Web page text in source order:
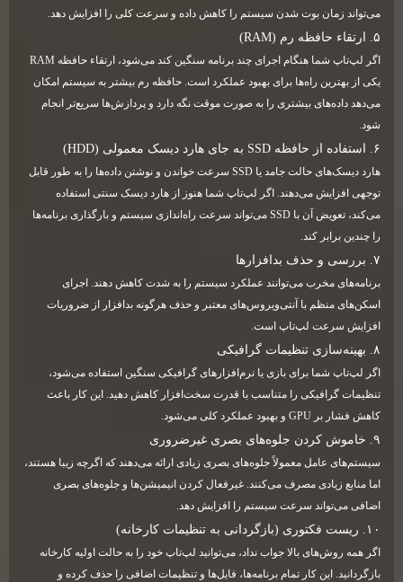
می‌تواند زمان بوت شدن سیستم را کاهش داده و سرعت کلی را افزایش دهد.
۵. ارتقاء حافظه رم (RAM)
اگر لپ‌تاپ شما هنگام اجرای چند برنامه سنگین کند می‌شود، ارتقاء حافظه RAM
یکی از بهترین راه‌ها برای بهبود عملکرد است. حافظه رم بیشتر به سیستم امکان
می‌دهد داده‌های بیشتری را به صورت موقت نگه دارد و پردازش‌ها سریع‌تر انجام
شود.
۶. استفاده از حافظه SSD به جای هارد دیسک معمولی (HDD)
هارد دیسک‌های حالت جامد یا SSD سرعت خواندن و نوشتن داده‌ها را به طور قابل
توجهی افزایش می‌دهند. اگر لپ‌تاپ شما هنوز از هارد دیسک سنتی استفاده
می‌کند، تعویض آن با SSD می‌تواند سرعت راه‌اندازی سیستم و بارگذاری برنامه‌ها
را چندین برابر کند.
۷. بررسی و حذف بدافزارها
برنامه‌های مخرب می‌توانند عملکرد سیستم را به شدت کاهش دهند. اجرای
اسکن‌های منظم با آنتی‌ویروس‌های معتبر و حذف هرگونه بدافزار از ضروریات
افزایش سرعت لپ‌تاپ است.
۸. بهینه‌سازی تنظیمات گرافیکی
اگر لپ‌تاپ شما برای بازی یا نرم‌افزارهای گرافیکی سنگین استفاده می‌شود،
تنظیمات گرافیکی را متناسب با قدرت سخت‌افزار کاهش دهید. این کار باعث
کاهش فشار بر GPU و بهبود عملکرد کلی می‌شود.
۹. خاموش کردن جلوه‌های بصری غیرضروری
سیستم‌های عامل معمولاً جلوه‌های بصری زیادی ارائه می‌دهند که اگرچه زیبا هستند،
اما منابع زیادی مصرف می‌کنند. غیرفعال کردن انیمیشن‌ها و جلوه‌های بصری
اضافی می‌تواند سرعت سیستم را افزایش دهد.
۱۰. ریست فکتوری (بازگردانی به تنظیمات کارخانه)
اگر همه روش‌های بالا جواب نداد، می‌توانید لپ‌تاپ خود را به حالت اولیه کارخانه
بازگردانید. این کار تمام برنامه‌ها، فایل‌ها و تنظیمات اضافی را حذف کرده و